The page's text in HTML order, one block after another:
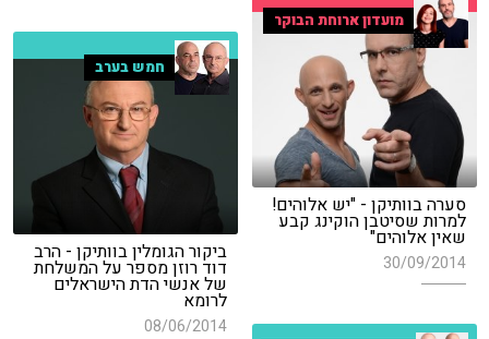
מועדון ארוחת הבוקר
סערה בוותיקן - "יש אלוהים!
למרות שסיטבן הוקינג קבע
שאין אלוהים"
30/09/2014
חמש בערב
ביקור הגומלין בוותיקן - הרב
דוד רוזן מספר על המשלחת
של אנשי הדת הישראלים
לרומא
08/06/2014